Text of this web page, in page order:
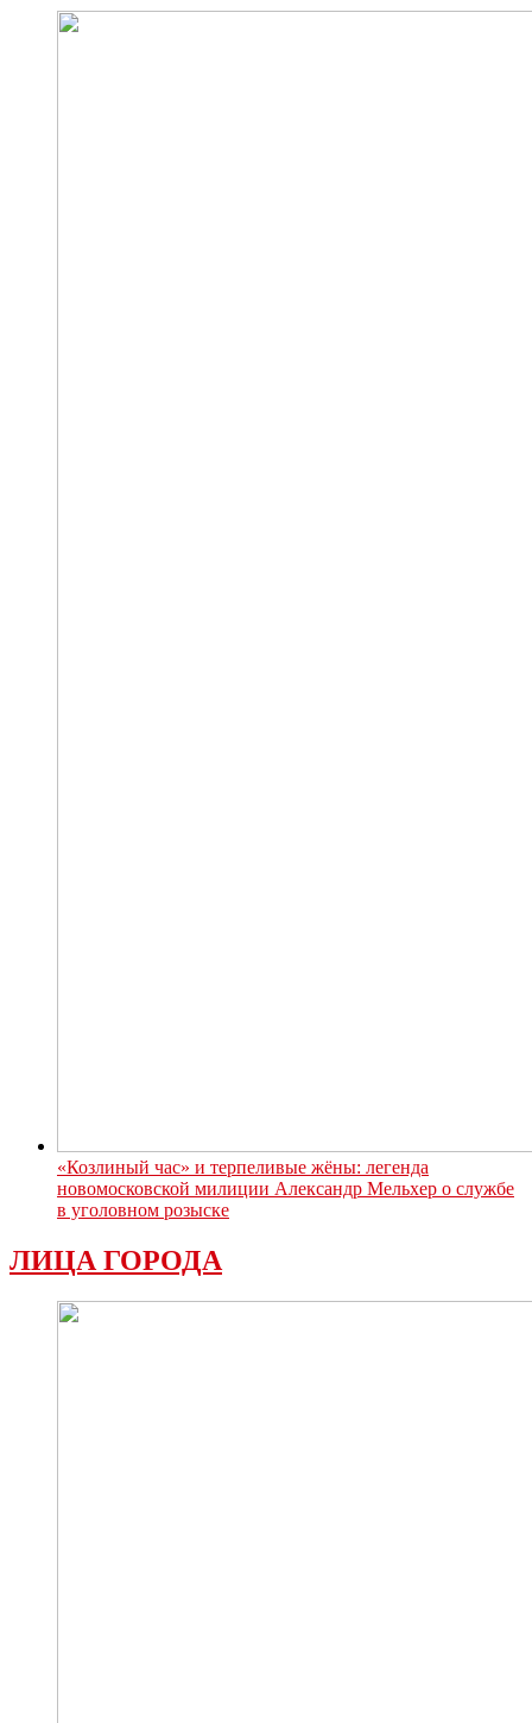
«Козлиный час» и терпеливые жёны: легенда
новомосковской милиции Александр Мельхер о службе
в уголовном розыске
ЛИЦА ГОРОДА